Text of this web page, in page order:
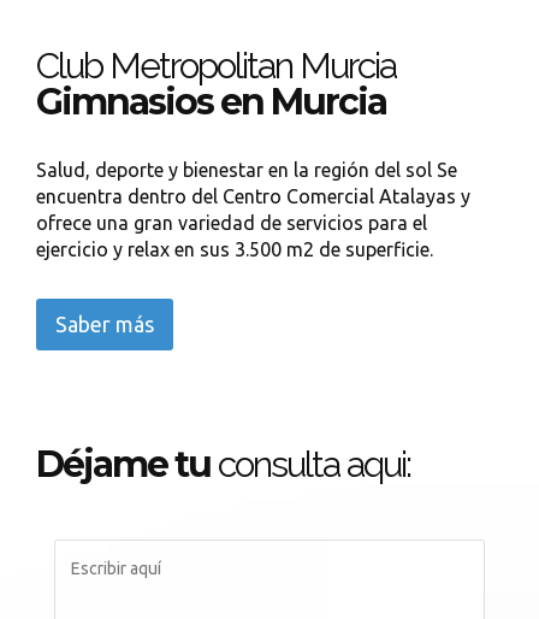
Club Metropolitan Murcia
Gimnasios en Murcia
Salud, deporte y bienestar en la región del sol Se
encuentra dentro del Centro Comercial Atalayas y
ofrece una gran variedad de servicios para el
ejercicio y relax en sus 3.500 m2 de superficie.
Saber más
Déjame tu consulta aqui: